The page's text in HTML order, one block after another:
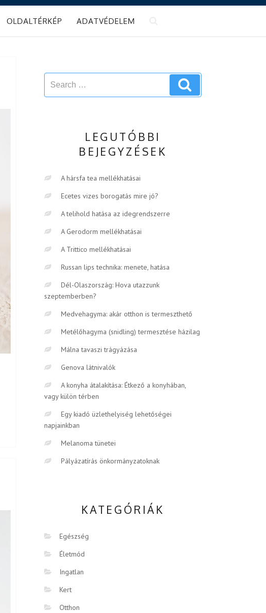
OLDALTÉRKÉP ADATVÉDELEM
Search
for:
LEGUTÓBBI
BEJEGYZÉSEK
A hársfa tea mellékhatásai
Ecetes vizes borogatás mire jó?
A telihold hatása az idegrendszerre
A Gerodorm mellékhatásai
A Trittico mellékhatásai
Russan lips technika: menete, hatása
Dél-Olaszország: Hova utazzunk
szeptemberben?
Medvehagyma: akár otthon is termeszthető
Metélőhagyma (snidling) termesztése házilag
Málna tavaszi trágyázása
Genova látnivalók
A konyha átalakítása: Étkező a konyhában,
vagy külön térben
Egy kiadó üzlethelyiség lehetőségei
napjainkban
Melanoma tünetei
Pályázatírás önkormányzatoknak
KATEGÓRIÁK
Egészség
Életmód
Ingatlan
Kert
Otthon